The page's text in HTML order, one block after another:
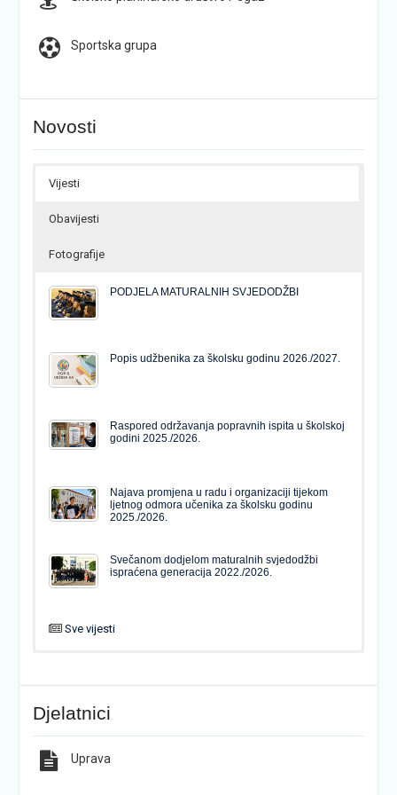
Sportska grupa
Novosti
Vijesti
Obavijesti
Fotografije
PODJELA MATURALNIH SVJEDODŽBI
Popis udžbenika za školsku godinu 2026./2027.
Raspored održavanja popravnih ispita u školskoj
godini 2025./2026.
Najava promjena u radu i organizaciji tijekom
ljetnog odmora učenika za školsku godinu
2025./2026.
Svečanom dodjelom maturalnih svjedodžbi
ispraćena generacija 2022./2026.
Sve vijesti
Popis udžbenika za školsku godinu 2026./2027.
Natječaj za upis u 1. razred Katoličke gimnazije s
pravom javnosti
Djelatnici
Uprava